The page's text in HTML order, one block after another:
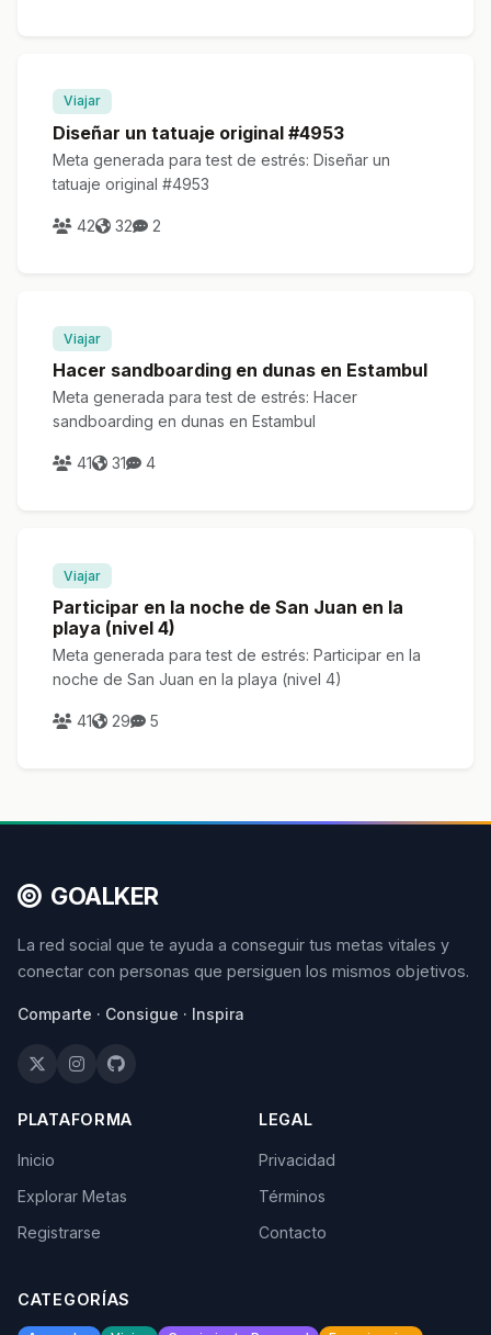
Viajar
Diseñar un tatuaje original #4953
Meta generada para test de estrés: Diseñar un
tatuaje original #4953
42 32 2
Viajar
Hacer sandboarding en dunas en Estambul
Meta generada para test de estrés: Hacer
sandboarding en dunas en Estambul
41 31 4
Viajar
Participar en la noche de San Juan en la
playa (nivel 4)
Meta generada para test de estrés: Participar en la
noche de San Juan en la playa (nivel 4)
41 29 5
GOALKER
La red social que te ayuda a conseguir tus metas vitales y
conectar con personas que persiguen los mismos objetivos.
Comparte · Consigue · Inspira
PLATAFORMA
Inicio
Explorar Metas
Registrarse
LEGAL
Privacidad
Términos
Contacto
CATEGORÍAS